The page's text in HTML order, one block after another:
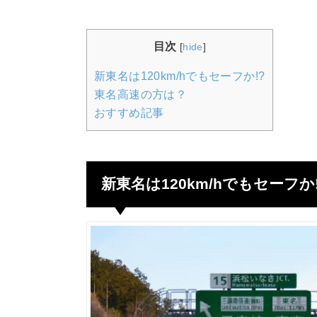
目次 [hide]
新東名は120km/hでもセーフか!?
東名高速の方は？
おすすめ記事
新東名は120km/hでもセーフ